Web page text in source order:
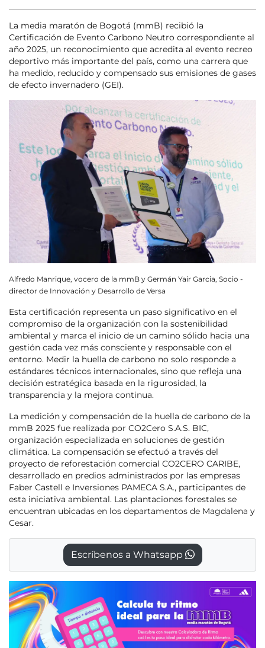
La media maratón de Bogotá (mmB) recibió la
Certificación de Evento Carbono Neutro correspondiente al
año 2025, un reconocimiento que acredita al evento recreo
deportivo más importante del país, como una carrera que
ha medido, reducido y compensado sus emisiones de gases
de efecto invernadero (GEI).
Alfredo Manrique, vocero de la mmB y Germán Yair Garcia, Socio -
director de Innovación y Desarrollo de Versa
Esta certificación representa un paso significativo en el
compromiso de la organización con la sostenibilidad
ambiental y marca el inicio de un camino sólido hacia una
gestión cada vez más consciente y responsable con el
entorno. Medir la huella de carbono no solo responde a
estándares técnicos internacionales, sino que refleja una
decisión estratégica basada en la rigurosidad, la
transparencia y la mejora continua.
La medición y compensación de la huella de carbono de la
mmB 2025 fue realizada por CO2Cero S.A.S. BIC,
organización especializada en soluciones de gestión
climática. La compensación se efectuó a través del
proyecto de reforestación comercial CO2CERO CARIBE,
desarrollado en predios administrados por las empresas
Faber Castell e Inversiones PAMECA S.A., participantes de
esta iniciativa ambiental. Las plantaciones forestales se
encuentran ubicadas en los departamentos de Magdalena y
Cesar.
Escríbenos a Whatsapp